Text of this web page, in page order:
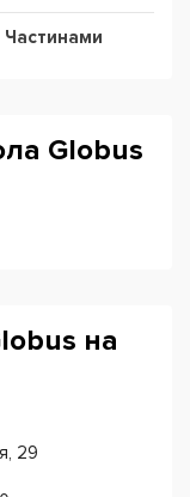
Частинами
Globus
на
29